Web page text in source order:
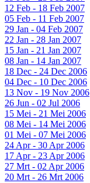
12 Feb - 18 Feb 2007
05 Feb - 11 Feb 2007
29 Jan - 04 Feb 2007
22 Jan - 28 Jan 2007
15 Jan - 21 Jan 2007
08 Jan - 14 Jan 2007
18 Dec - 24 Dec 2006
04 Dec - 10 Dec 2006
13 Nov - 19 Nov 2006
26 Jun - 02 Jul 2006
15 Mei - 21 Mei 2006
08 Mei - 14 Mei 2006
01 Mei - 07 Mei 2006
24 Apr - 30 Apr 2006
17 Apr - 23 Apr 2006
27 Mrt - 02 Apr 2006
20 Mrt - 26 Mrt 2006